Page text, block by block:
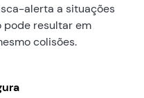
alerta a situações
pode resultar em
colisões.